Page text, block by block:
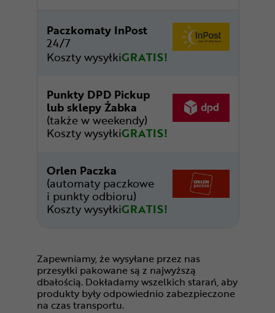
Paczkomaty InPost
24/7
Koszty wysyłkiGRATIS!
Punkty DPD Pickup
lub sklepy Żabka
(także w weekendy)
Koszty wysyłkiGRATIS!
Orlen Paczka
(automaty paczkowe
i punkty odbioru)
Koszty wysyłkiGRATIS!
Zapewniamy, że wysyłane przez nas
przesyłki pakowane są z najwyższą
dbałością. Dokładamy wszelkich starań, aby
produkty były odpowiednio zabezpieczone
na czas transportu.